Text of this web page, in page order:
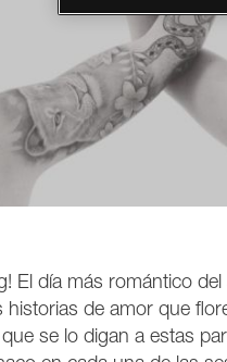
El día más romántico
de amor que
se lo digan a estas